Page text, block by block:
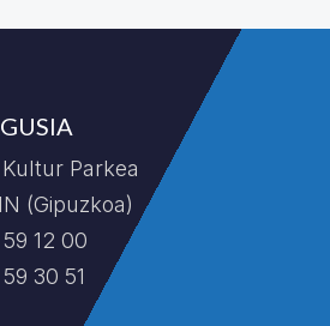
Parkea
(Gipuzkoa)
12 00
30 51